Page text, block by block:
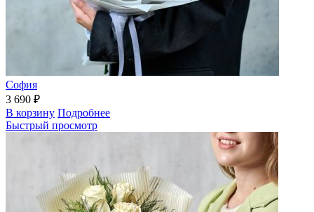
София
3 690 ₽
В корзину Подробнее
Быстрый просмотр